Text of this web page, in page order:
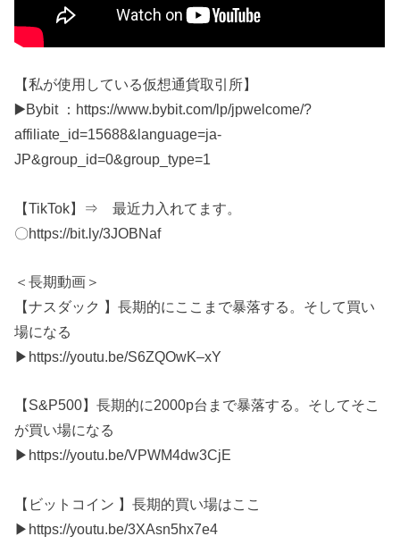
【私が使用している仮想通貨取引所】
▶️Bybit ：https://www.bybit.com/lp/jpwelcome/?
affiliate_id=15688&language=ja-
JP&group_id=0&group_type=1
【TikTok】⇒ 最近力入れてます。
〇https://bit.ly/3JOBNaf
＜長期動画＞
【ナスダック 】長期的にここまで暴落する。そして買い
場になる
▶https://youtu.be/S6ZQOwK–xY
【S&P500】長期的に2000p台まで暴落する。そしてそこ
が買い場になる
▶https://youtu.be/VPWM4dw3CjE
【ビットコイン 】長期的買い場はここ
▶https://youtu.be/3XAsn5hx7e4